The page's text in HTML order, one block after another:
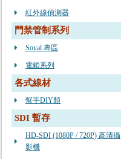
紅外線偵測器
門禁管制系列
Soyal 專區
電鎖系列
各式線材
幫手DIY類
SDI 暫存
HD-SDI (1080P / 720P) 高清攝
影機